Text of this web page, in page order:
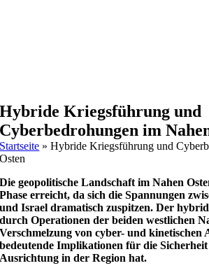
Hybride Kriegsführung und
Cyberbedrohungen im
Startseite »Hybride Kriegsführung und
Osten
Die geopolitische Landschaft im Nahen
Phase erreicht, da sich die Spannungen
und Israel dramatisch zuspitzen. Der
durch Operationen der beiden westlichen
Verschmelzung von cyber- und kinetischen
bedeutende Implikationen für die
Ausrichtung in der Region hat.